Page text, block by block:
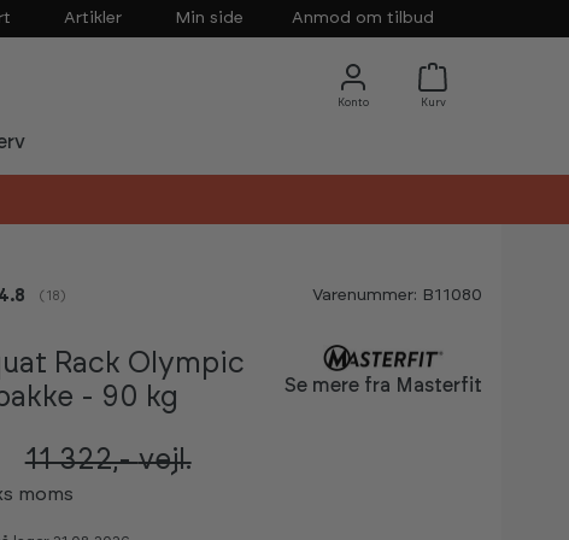
Artikler Min side Anmod om tilbud
Gennemsnitlig vurdering:
4.8 ( stemmer:
18 ) Varenummer: B11080
Rack Olympic
- 90 kg
Se mere fra Masterfit
11 322,-vejl.
moms